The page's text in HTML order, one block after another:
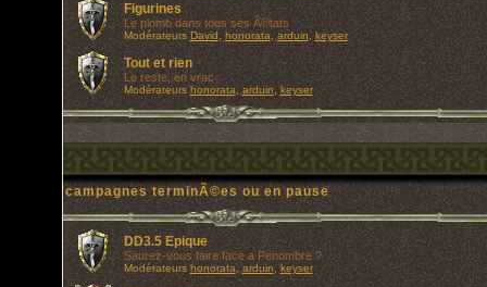
Figurines
Le plomb dans tous ses Ã©tats
Modérateurs David honorata arduin keyser
Tout et rien
Le reste, en vrac
Modérateurs honorata ,arduin ,keyser
campagnes terminÃ©es ou en pause
DD3.5 Epique
Saurez-vous faire face a Penombre ?
Modérateurs honorata ,arduin ,keyser